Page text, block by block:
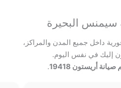
البحيرة
داخل جميع المدن والمراكز،
إليك في نفس اليوم.
أريستون 19418 .